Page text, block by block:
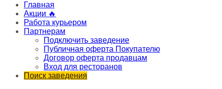
Главная
Акции 🔥
Работа курьером
Партнерам
Подключить заведение
Публичная оферта Покупателю
Договор оферта продавцам
Вход для ресторанов
Поиск заведения